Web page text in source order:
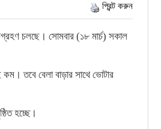
প্রিন্ট করুন
চলছে। সোমবার (১৮ মার্চ) সকাল
তবে বেলা বাড়ার সাথে ভোটার
হচ্ছে।